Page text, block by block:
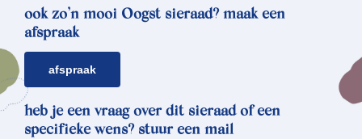
ook zo’n mooi Oogst sieraad? maak een
afspraak
afspraak
heb je een vraag over dit sieraad of een
specifieke wens? stuur een mail